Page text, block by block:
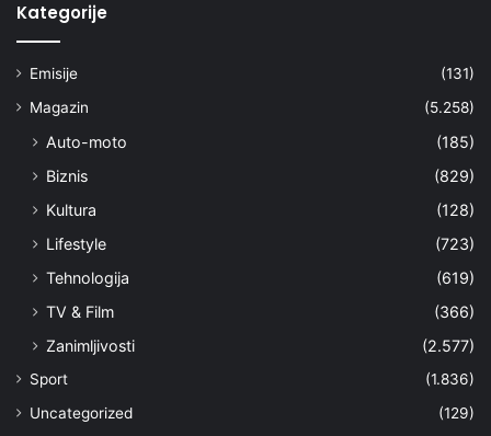
Kategorije
Emisije
(131)
Magazin
(5.258)
Auto-moto
(185)
Biznis
(829)
Kultura
(128)
Lifestyle
(723)
Tehnologija
(619)
TV & Film
(366)
Zanimljivosti
(2.577)
Sport
(1.836)
Uncategorized
(129)